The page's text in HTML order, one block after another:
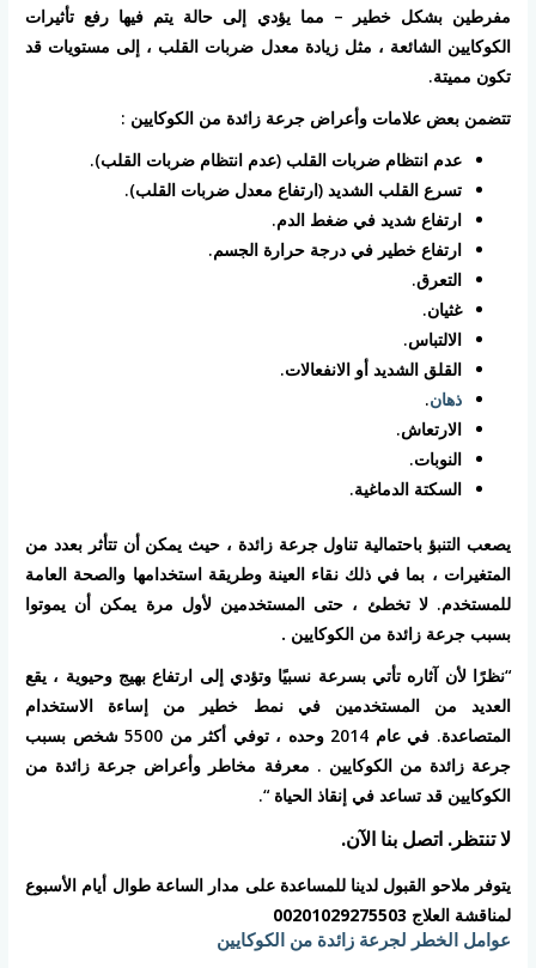
مفرطين بشكل خطير – مما يؤدي إلى حالة يتم فيها رفع تأثيرات
الكوكايين الشائعة ، مثل زيادة معدل ضربات القلب ، إلى مستويات قد
تكون مميتة.
تتضمن بعض علامات وأعراض جرعة زائدة من الكوكايين :
عدم انتظام ضربات القلب (عدم انتظام ضربات القلب).
تسرع القلب الشديد (ارتفاع معدل ضربات القلب).
ارتفاع شديد في ضغط الدم.
ارتفاع خطير في درجة حرارة الجسم.
التعرق.
غثيان.
الالتباس.
القلق الشديد أو الانفعالات.
ذهان.
الارتعاش.
النوبات.
السكتة الدماغية.
يصعب التنبؤ باحتمالية تناول جرعة زائدة ، حيث يمكن أن تتأثر بعدد من
المتغيرات ، بما في ذلك نقاء العينة وطريقة استخدامها والصحة العامة
للمستخدم. لا تخطئ ، حتى المستخدمين لأول مرة يمكن أن يموتوا
بسبب جرعة زائدة من الكوكايين .
“نظرًا لأن آثاره تأتي بسرعة نسبيًا وتؤدي إلى ارتفاع بهيج وحيوية ، يقع
العديد من المستخدمين في نمط خطير من إساءة الاستخدام
المتصاعدة. في عام 2014 وحده ، توفي أكثر من 5500 شخص بسبب
جرعة زائدة من الكوكايين . معرفة مخاطر وأعراض جرعة زائدة من
الكوكايين قد تساعد في إنقاذ الحياة “.
لا تنتظر. اتصل بنا الآن.
يتوفر ملاحو القبول لدينا للمساعدة على مدار الساعة طوال أيام الأسبوع
لمناقشة العلاج 00201029275503
عوامل الخطر لجرعة زائدة من الكوكايين